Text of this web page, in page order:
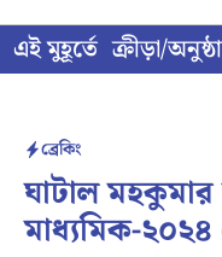
এই মুহূর্তে ক্রীড়া/
ব্রেকিং
ঘাটাল
মাধ্যমিক-